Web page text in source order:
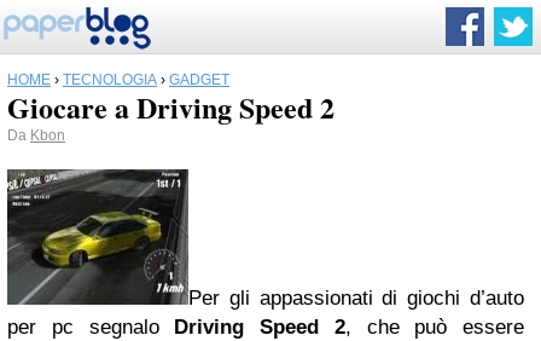
HOME › TECNOLOGIA › GADGET
Giocare a Driving Speed 2
Da Kbon
Per gli appassionati di giochi d’auto
per pc segnalo Driving Speed 2, che può essere